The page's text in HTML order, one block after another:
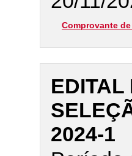
Comprovante
EDITAL
2024-1